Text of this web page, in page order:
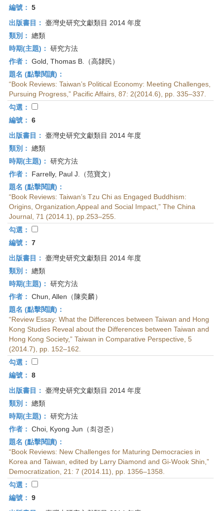
編號： 5
出版書目： 臺灣史研究文獻類目 2014 年度
類別： 總類
時期(主題)： 研究方法
作者： Gold, Thomas B.（高隸民）
題名 (點擊閱讀)：
“Book Reviews: Taiwan’s Political Economy: Meeting Challenges,
Pursuing Progress,” Pacific Affairs, 87: 2(2014.6), pp. 335–337.
勾選：
編號： 6
出版書目： 臺灣史研究文獻類目 2014 年度
類別： 總類
時期(主題)： 研究方法
作者：
Farrelly, Paul J.（范寶文）
題名 (點擊閱讀)：
“Book Reviews: Taiwan’s Tzu Chi as Engaged Buddhism:
Origins, Organization,Appeal and Social Impact,” The China
Journal, 71 (2014.1), pp.253–255.
勾選：
編號： 7
出版書目： 臺灣史研究文獻類目 2014 年度
類別： 總類
時期(主題)： 研究方法
作者： Chun, Allen（陳奕麟）
題名 (點擊閱讀)：
“Review Essay: What the Differences between Taiwan and Hong
Kong Studies Reveal about the Differences between Taiwan and
Hong Kong Society,” Taiwan in Comparative Perspective, 5
(2014.7), pp. 152–162.
勾選：
編號： 8
出版書目： 臺灣史研究文獻類目 2014 年度
類別： 總類
時期(主題)： 研究方法
作者： Choi, Kyong Jun（최경준）
題名 (點擊閱讀)：
“Book Reviews: New Challenges for Maturing Democracies in
Korea and Taiwan, edited by Larry Diamond and Gi-Wook Shin,”
Democratization, 21: 7 (2014.11), pp. 1356–1358.
勾選：
編號： 9